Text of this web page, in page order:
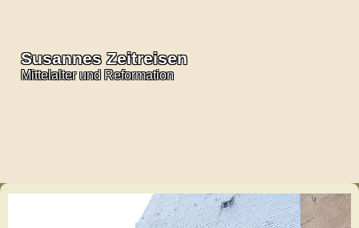
Susannes Zeitreisen
Mittelalter und Reformation